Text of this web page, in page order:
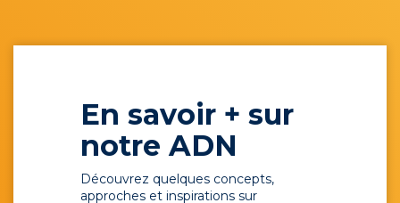
En savoir + sur
notre ADN
Découvrez quelques concepts,
approches et inspirations sur